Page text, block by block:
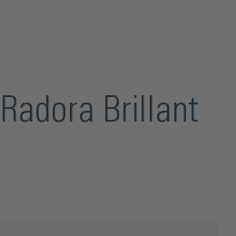
Brillant